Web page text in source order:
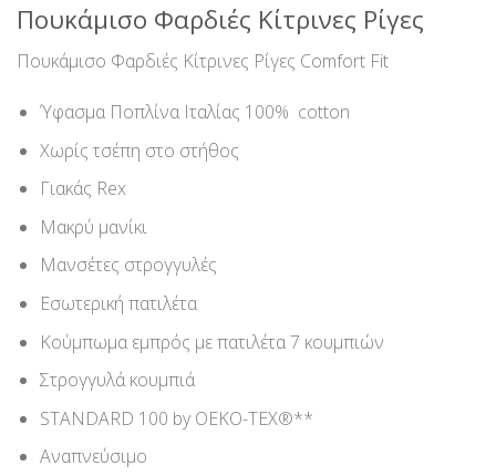
Πουκάμισο Φαρδιές Κίτρινες Ρίγες
Πουκάμισο Φαρδιές Κίτρινες Ρίγες Comfort Fit
Ύφασμα Ποπλίνα Ιταλίας 100% cotton
Χωρίς τσέπη στο στήθος
Γιακάς Rex
Μακρύ μανίκι
Μανσέτες στρογγυλές
Εσωτερική πατιλέτα
Κούμπωμα εμπρός με πατιλέτα 7 κουμπιών
Στρογγυλά κουμπιά
STANDARD 100 by OEKO-TEX®**
Αναπνεύσιμο